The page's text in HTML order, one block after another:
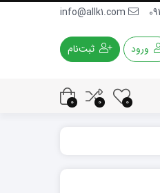
ورود ثبت‌نام
0
0
0